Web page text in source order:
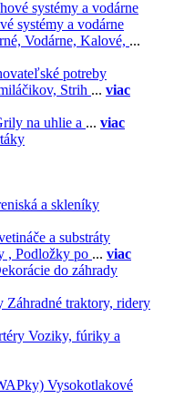
systémy a vodárne
Vodárne, Kalové, ...
potreby
Strih ... viac
na uhlie a ... viac
a skleníky
a substráty
, Podložky po ... viac
do záhrady
Záhradné traktory, ridery
Voziky, fúriky a
Vysokotlakové